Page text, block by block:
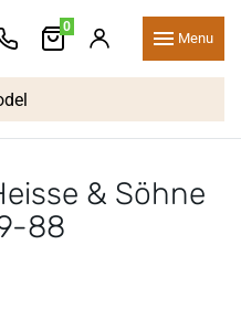
0
Menu
& Söhne
88